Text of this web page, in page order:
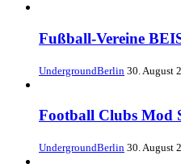
Fußball-Vereine
UndergroundBerlin 30. August
Football Clubs Mod
UndergroundBerlin 30. August